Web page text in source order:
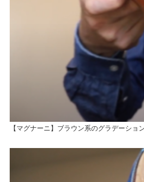
【マグナーニ】ブラウン系のグラデーショ